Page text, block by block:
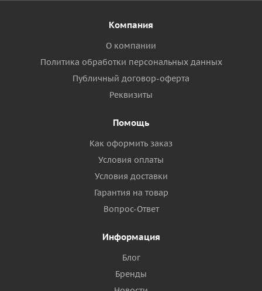
Компания
О компании
Политика обработки персональных данных
Публичный договор-оферта
Реквизиты
Помощь
Как оформить заказ
Условия оплаты
Условия доставки
Гарантия на товар
Вопрос-Ответ
Информация
Блог
Бренды